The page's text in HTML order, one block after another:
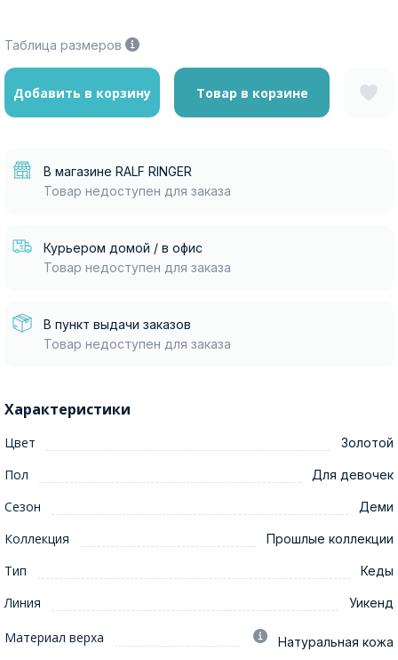
Таблица размеров
Добавить в корзину Товар в корзине
В магазине RALF RINGER
Товар недоступен для заказа
Курьером домой / в офис
Товар недоступен для заказа
В пункт выдачи заказов
Товар недоступен для заказа
Характеристики
Цвет Золотой
Пол Для девочек
Сезон Деми
Коллекция Прошлые коллекции
Тип Кеды
Линия Уикенд
Материал верха Натуральная кожа